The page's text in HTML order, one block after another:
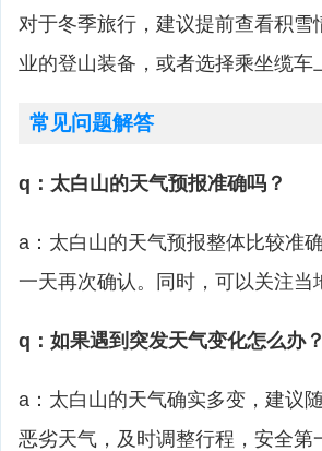
对于冬季旅行，建议提前查看积
业的登山装备，或者选择乘坐缆车
常见问题解答
q：太白山的天气预报准确吗？
a：太白山的天气预报整体比较准
一天再次确认。同时，可以关注当
q：如果遇到突发天气变化怎么办？
a：太白山的天气确实多变，建议
恶劣天气，及时调整行程，安全第